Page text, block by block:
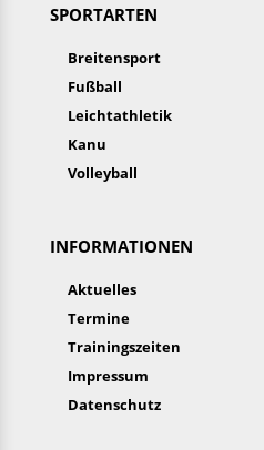
SPORTARTEN
Breitensport
Fußball
Leichtathletik
Kanu
Volleyball
INFORMATIONEN
Aktuelles
Termine
Trainingszeiten
Impressum
Datenschutz